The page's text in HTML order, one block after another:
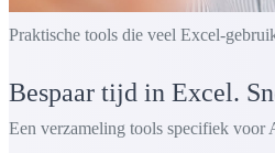
Praktische tools die veel Excel-
Bespaar tijd in Excel.
Een verzameling tools specifiek